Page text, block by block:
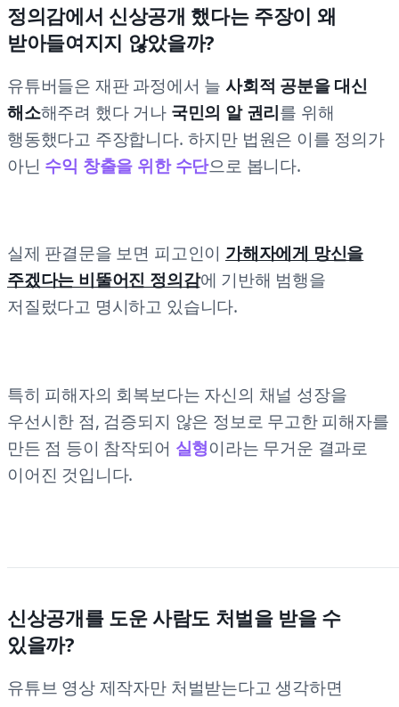
정의감에서 신상공개 했다는 주장이 왜
받아들여지지 않았을까?
유튜버들은 재판 과정에서 늘 사회적 공분을 대신
해소해주려 했다 거나 국민의 알 권리를 위해
행동했다고 주장합니다. 하지만 법원은 이를 정의가
아닌 수익 창출을 위한 수단으로 봅니다.
실제 판결문을 보면 피고인이 가해자에게 망신을
주겠다는 비뚤어진 정의감에 기반해 범행을
저질렀다고 명시하고 있습니다.
특히 피해자의 회복보다는 자신의 채널 성장을
우선시한 점, 검증되지 않은 정보로 무고한 피해자를
만든 점 등이 참작되어 실형이라는 무거운 결과로
이어진 것입니다.
신상공개를 도운 사람도 처벌을 받을 수
있을까?
유튜브 영상 제작자만 처벌받는다고 생각하면